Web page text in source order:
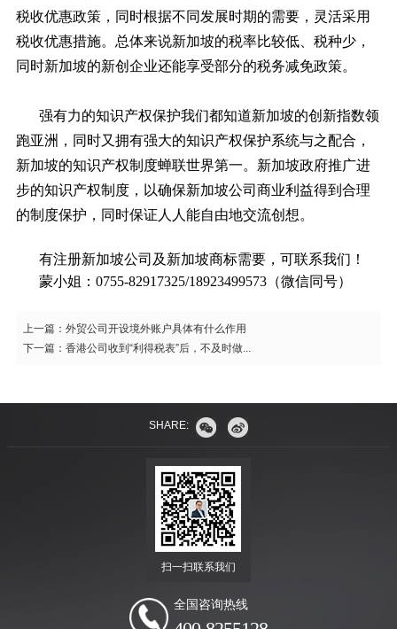
税收优惠政策，同时根据不同发展时期的需要，灵活采用
税收优惠措施。总体来说新加坡的税率比较低、税种少，
同时新加坡的新创企业还能享受部分的税务减免政策。
强有力的知识产权保护我们都知道新加坡的创新指数领
跑亚洲，同时又拥有强大的知识产权保护系统与之配合，
新加坡的知识产权制度蝉联世界第一。新加坡政府推广进
步的知识产权制度，以确保新加坡公司商业利益得到合理
的制度保护，同时保证人人能自由地交流创想。
有注册新加坡公司及新加坡商标需要，可联系我们！
蒙小姐：0755-82917325/18923499573（微信同号）
上一篇： 外贸公司开设境外账户具体有什么作用
下一篇： 香港公司收到“利得税表”后，不及时做...
SHARE:
扫一扫联系我们
全国咨询热线